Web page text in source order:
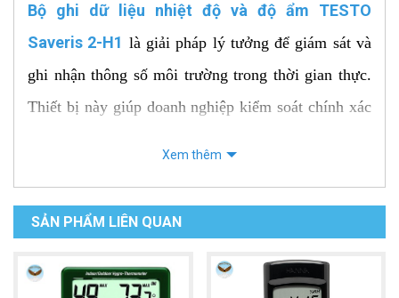
Bộ ghi dữ liệu nhiệt độ và độ ẩm TESTO
Saveris 2-H1 là giải pháp lý tưởng để giám sát và
ghi nhận thông số môi trường trong thời gian thực.
Thiết bị này giúp doanh nghiệp kiểm soát chính xác
nhiều ứng dụng khác.
Đặc điểm nổi bật
Giám sát nhiệt độ chính xác
: Cảm biến nhiệt độ
Xem thêm
SẢN PHẨM LIÊN QUAN